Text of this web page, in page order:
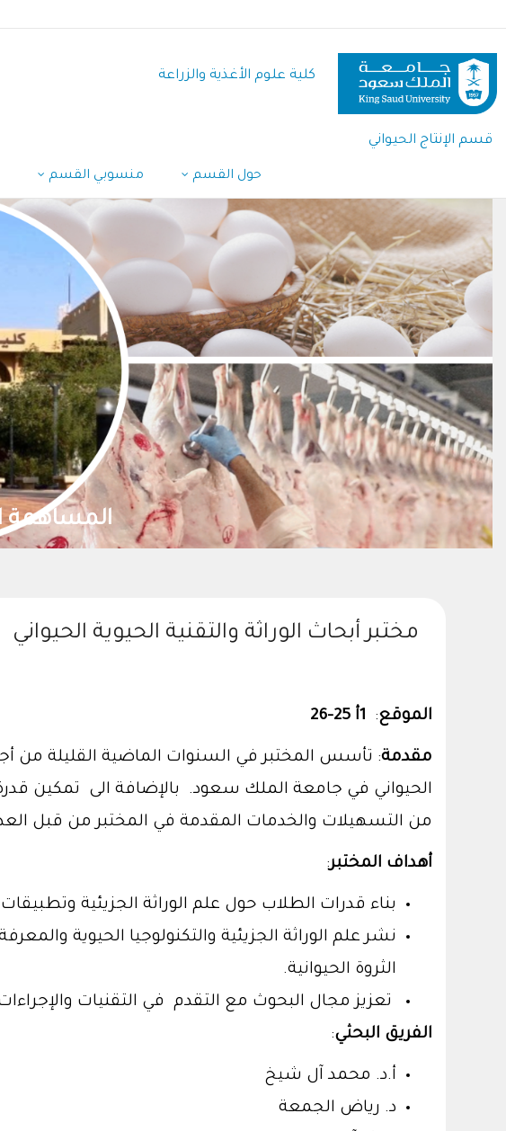
المحتوى
الرئيسي
كلية علوم الأغذية والزراعة
قسم الإنتاج الحيواني
حول القسم منسوبي القسم
تنمية
مختبر أبحاث الوراثة والتقنية الحيوية الحيواني
الموقع: 1أ 25-26
مقدمة: تأسس المختبر في السنوات الماضية القليلة من أجل
الحيواني في جامعة الملك سعود. بالإضافة الى تمكين قدرة
من التسهيلات والخدمات المقدمة في المختبر من قبل
أهداف المختبر:
بناء قدرات الطلاب حول علم الوراثة الجزيئية وتطبيقات
نشر علم الوراثة الجزيئية والتكنولوجيا الحيوية
الثروة الحيوانية.
تعزيز مجال البحوث مع التقدم في التقنيات
الفريق البحثي:
أ.د. محمد آل شيخ
د. رياض الجمعة